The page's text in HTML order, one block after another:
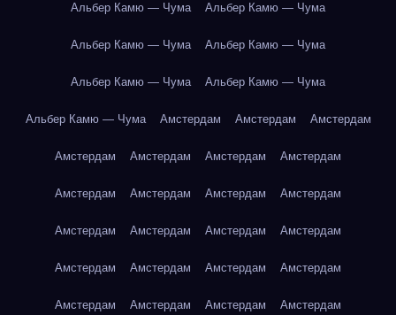
Альбер Камю — Чума Альбер Камю — Чума
Альбер Камю — Чума Альбер Камю — Чума
Альбер Камю — Чума Альбер Камю — Чума
Альбер Камю — Чума Амстердам Амстердам Амстердам
Амстердам Амстердам Амстердам Амстердам
Амстердам Амстердам Амстердам Амстердам
Амстердам Амстердам Амстердам Амстердам
Амстердам Амстердам Амстердам Амстердам
Амстердам Амстердам Амстердам Амстердам